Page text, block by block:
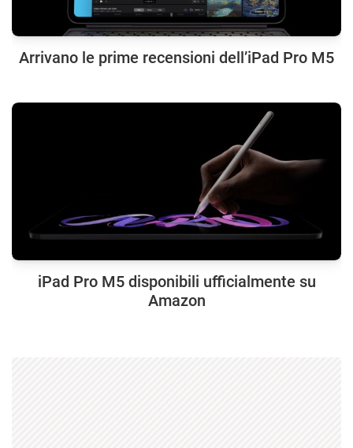
Arrivano le prime recensioni dell’iPad Pro M5
iPad Pro M5 disponibili ufficialmente su
Amazon